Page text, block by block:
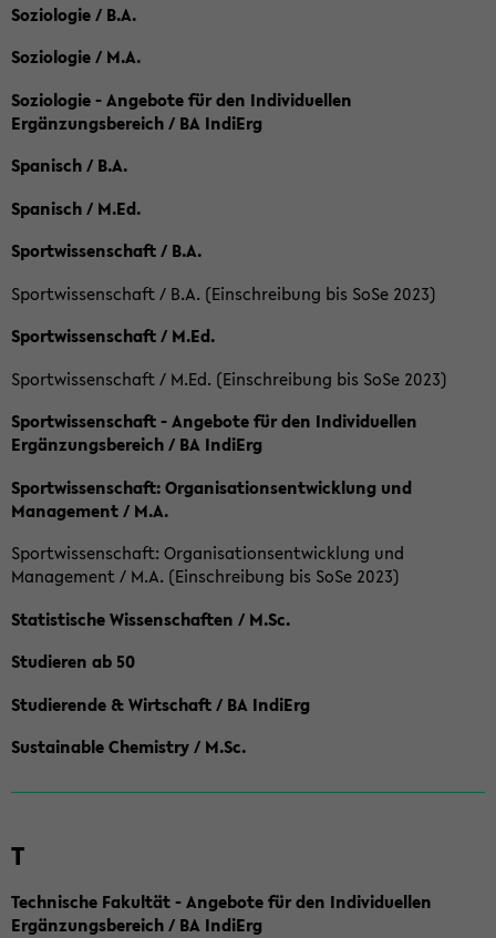
Soziologie / B.A.
Soziologie / M.A.
Soziologie - Angebote für den Individuellen
Ergänzungsbereich / BA IndiErg
Spanisch / B.A.
Spanisch / M.Ed.
Sportwissenschaft / B.A.
Sportwissenschaft / B.A. (Einschreibung bis SoSe 2023)
Sportwissenschaft / M.Ed.
Sportwissenschaft / M.Ed. (Einschreibung bis SoSe 2023)
Sportwissenschaft - Angebote für den Individuellen
Ergänzungsbereich / BA IndiErg
Sportwissenschaft: Organisationsentwicklung und
Management / M.A.
Sportwissenschaft: Organisationsentwicklung und
Management / M.A. (Einschreibung bis SoSe 2023)
Statistische Wissenschaften / M.Sc.
Studieren ab 50
Studierende & Wirtschaft / BA IndiErg
Sustainable Chemistry / M.Sc.
T
Technische Fakultät - Angebote für den Individuellen
Ergänzungsbereich / BA IndiErg